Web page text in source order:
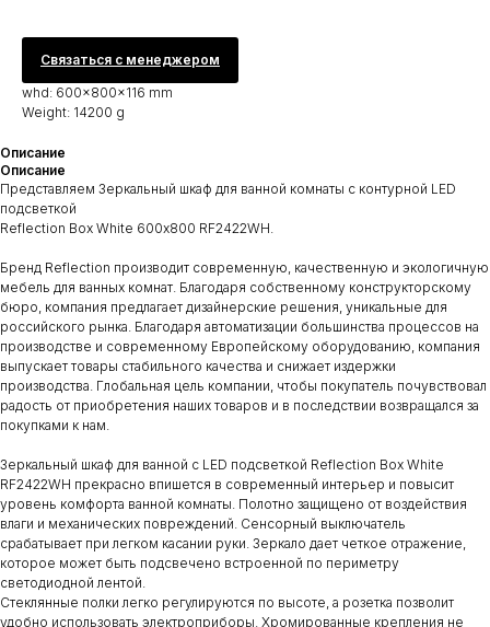
Связаться с менеджером
whd: 600x800x116 mm
Weight: 14200 g
Описание
Описание
Представляем Зеркальный шкаф для ванной комнаты с контурной LED
подсветкой
Reflection Box White 600х800 RF2422WH.
Бренд Reflection производит современную, качественную и экологичную
мебель для ванных комнат. Благодаря собственному конструкторскому
бюро, компания предлагает дизайнерские решения, уникальные для
российского рынка. Благодаря автоматизации большинства процессов на
производстве и современному Европейскому оборудованию, компания
выпускает товары стабильного качества и снижает издержки
производства. Глобальная цель компании, чтобы покупатель почувствовал
радость от приобретения наших товаров и в последствии возвращался за
покупками к нам.
Зеркальный шкаф для ванной с LED подсветкой Reflection Box White
RF2422WH прекрасно впишется в современный интерьер и повысит
уровень комфорта ванной комнаты. Полотно защищено от воздействия
влаги и механических повреждений. Сенсорный выключатель
срабатывает при легком касании руки. Зеркало дает четкое отражение,
которое может быть подсвечено встроенной по периметру
светодиодной лентой.
Стеклянные полки легко регулируются по высоте, а розетка позволит
удобно использовать электроприборы. Хромированные крепления не